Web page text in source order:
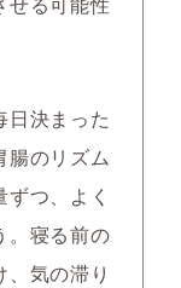
日決まった
腸のリズム
つ、よく
。寝る前の
気の滞り